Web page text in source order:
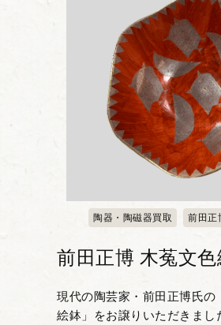
陶器・陶磁器買取 前田正
前田正博 木菟文色
現代の陶芸家・前田正博氏の
絵鉢」をお譲りいただきまし